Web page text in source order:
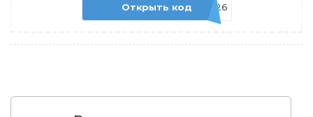
Открыть кодGKBMAY26